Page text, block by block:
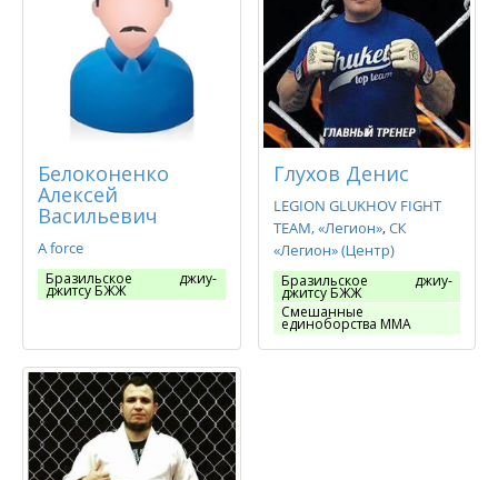
Белоконенко
Алексей
Васильевич
A force
Бразильское джиу-
джитсу БЖЖ
Глухов Денис
LEGION GLUKHOV FIGHT
TEAM, «Легион» СК
«Легион» (Центр)
Бразильское джиу-
джитсу БЖЖ
Смешанные
единоборства ММА